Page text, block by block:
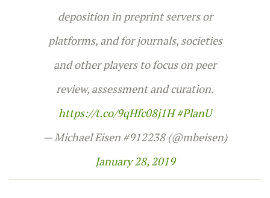
deposition in preprint servers or
platforms, and for journals, societies
and other players to focus on peer
review, assessment and curation.
https://t.co/9qHfc08j1H #PlanU
— Michael Eisen #912238 (@mbeisen)
January 28, 2019